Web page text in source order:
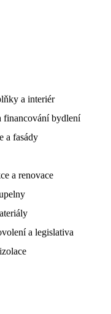
a interiér
financování bydlení
a fasády
a renovace
a legislativa